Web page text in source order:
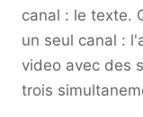
canal : le texte.
un seul canal :
video avec des
trois